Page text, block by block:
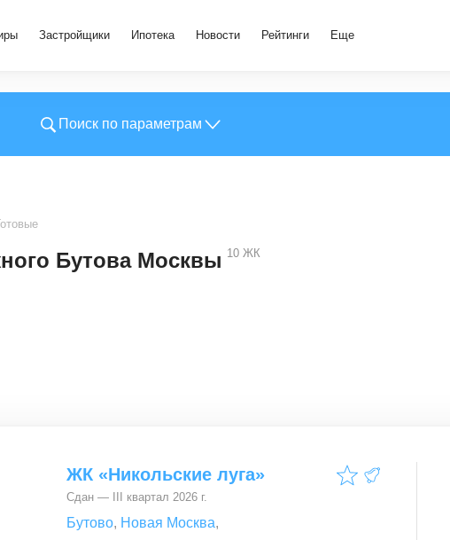
Застройщики Ипотека Новости Рейтинги Еще
Поиск по параметрам
Бутова Москвы 10 ЖК
ЖК «Никольские луга»
Сдан — III квартал 2026 г.
Бутово, Новая Москва,